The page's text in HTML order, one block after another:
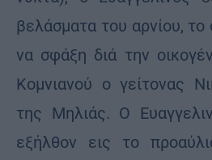
βελάσματα του αρνίου, το
να σφάξη διά την
Κομνιανού ο γείτονας
της Μηλιάς. Ο
εξήλθον εις το